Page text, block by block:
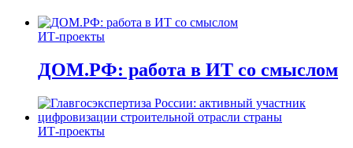
ИТ-проекты
ДОМ.РФ: работа в ИТ со смыслом
ИТ-проекты